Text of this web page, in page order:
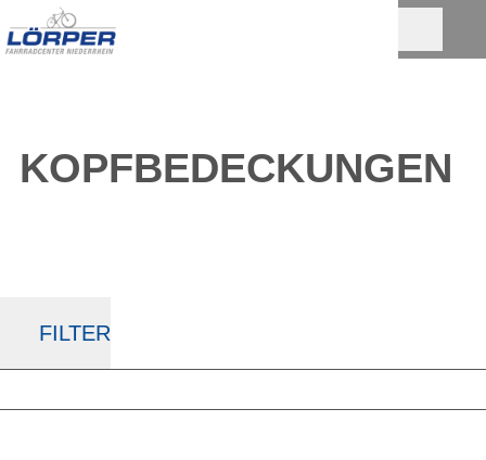
KOPF­BEDECKUNGEN
FILTER